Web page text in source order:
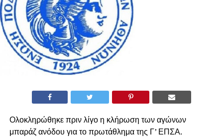
Ολοκληρώθηκε πριν λίγο η κλήρωση των αγώνων
μπαράζ ανόδου για το πρωτάθλημα της Γ’ ΕΠΣΑ.